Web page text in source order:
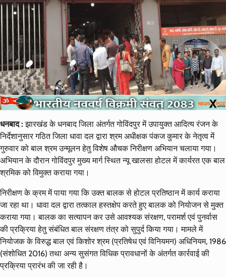
धनबाद :झारखंड के धनबाद जिला अंतर्गत गोविंदपुर में उपायुक्त आदित्य रंजन के
निर्देशानुसार गठित जिला धावा दल द्वारा श्रम अधीक्षक पंकज कुमार के नेतृत्व में
गुरुवार को बाल श्रम उन्मूलन हेतु विशेष औचक निरीक्षण अभियान चलाया गया।
अभियान के दौरान गोविंदपुर मुख्य मार्ग स्थित न्यू खालसा होटल में कार्यरत एक बाल
श्रमिक को विमुक्त कराया गया।
निरीक्षण के क्रम में पाया गया कि उक्त बालक से होटल प्रतिष्ठान में कार्य कराया
जा रहा था। धावा दल द्वारा तत्काल हस्तक्षेप करते हुए बालक को नियोजन से मुक्त
कराया गया। बालक का सत्यापन कर उसे आवश्यक संरक्षण, परामर्श एवं पुनर्वास
की प्रक्रिया हेतु संबंधित बाल संरक्षण तंत्र को सुपुर्द किया गया। मामले में
नियोजक के विरुद्ध बाल एवं किशोर श्रम (प्रतिषेध एवं विनियमन) अधिनियम, 1986
(संशोधित 2016) तथा अन्य सुसंगत विधिक प्रावधानों के अंतर्गत कार्रवाई की
प्रक्रिया प्रारंभ की जा रही है।